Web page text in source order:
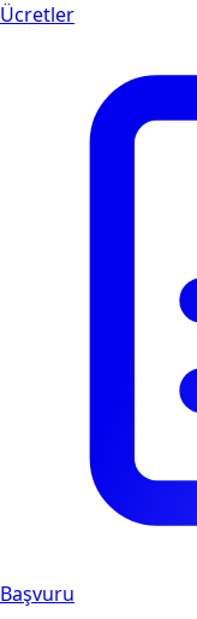
Ücretler
Başvuru